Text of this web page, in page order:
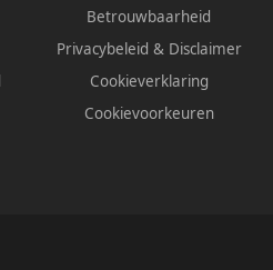
Betrouwbaarheid
Privacybeleid & Disclaimer
Cookieverklaring
Cookievoorkeuren